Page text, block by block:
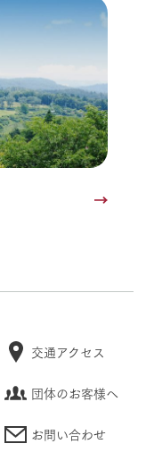
交通アクセス
団体のお客様へ
お問い合わせ